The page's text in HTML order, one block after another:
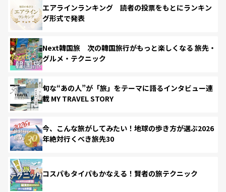
エアラインランキング 読者の投票をもとにランキン
グ形式で発表
Next韓国旅 次の韓国旅行がもっと楽しくなる 旅先・
グルメ・テクニック
旬な“あの人”が「旅」をテーマに語るインタビュー連
載 MY TRAVEL STORY
今、こんな旅がしてみたい！地球の歩き方が選ぶ2026
年絶対行くべき旅先30
コスパもタイパもかなえる！賢者の旅テクニック